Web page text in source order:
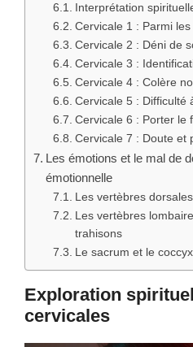
Interprétation
Cervicale 1 : Parmi
Cervicale 2 : Déni de
Cervicale 3 :
Cervicale 4 : Colère
Cervicale 5 : Difficulté
Cervicale 6 : Porter le
Cervicale 7 : Doute et
Les émotions et le mal de
émotionnelle
Les vertèbres
Les vertèbres
trahisons
Le sacrum et le
Exploration
cervicales